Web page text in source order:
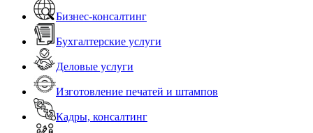
Бизнес-консалтинг
Бухгалтерские услуги
Деловые услуги
Изготовление печатей и штампов
Кадры, консалтинг